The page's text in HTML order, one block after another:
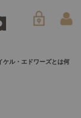
ケル・エドワーズとは何